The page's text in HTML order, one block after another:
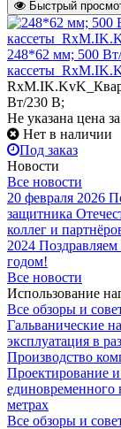
Быстрый
248*62 мм; 500
Вт/230 В;
Не указана цена
Нет в наличии
Под заказ
Новости
Все новости
20 февраля 2026
защитника
коллег и
2024
годом!
Все новости
Использование
Все обзоры и
Гальванические
эксплуатация в
Производство
Проектирование
единовременного
метрах
Все обзоры и